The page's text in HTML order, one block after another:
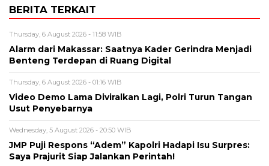
BERITA TERKAIT
Thursday, 6 August 2026 - 11:58 WIB
Alarm dari Makassar: Saatnya Kader Gerindra Menjadi
Benteng Terdepan di Ruang Digital
Thursday, 6 August 2026 - 01:16 WIB
Video Demo Lama Diviralkan Lagi, Polri Turun Tangan
Usut Penyebarnya
Wednesday, 5 August 2026 - 20:50 WIB
JMP Puji Respons “Adem” Kapolri Hadapi Isu Surpres:
Saya Prajurit Siap Jalankan Perintah!